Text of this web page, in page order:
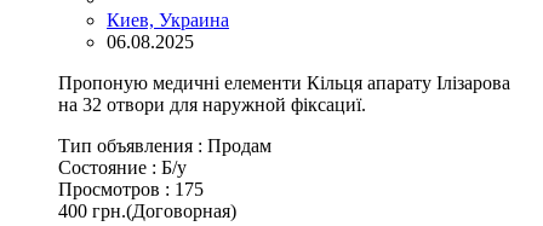
Киев, Украина
06.08.2025
Пропоную медичні елементи Кільця апарату Ілізарова
на 32 отвори для наружной фіксациї.
Тип объявления : Продам
Состояние : Б/у
Просмотров : 175
400 грн.(Договорная)